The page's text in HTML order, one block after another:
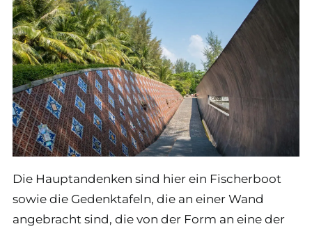
Die Hauptandenken sind hier ein Fischerboot
sowie die Gedenktafeln, die an einer Wand
angebracht sind, die von der Form an eine der